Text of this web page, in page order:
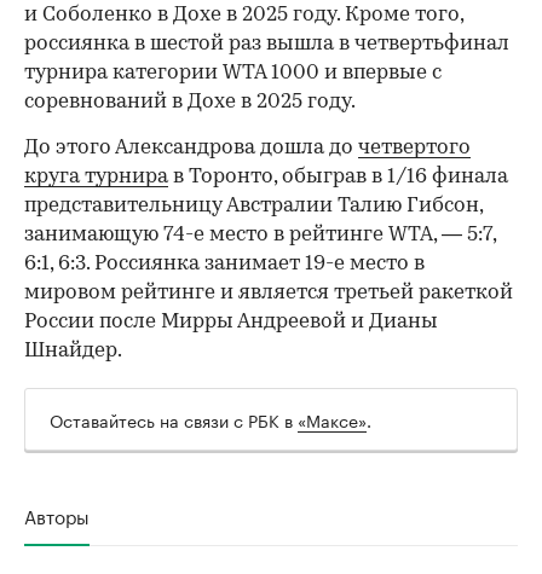
и Соболенко в Дохе в 2025 году. Кроме того,
россиянка в шестой раз вышла в четвертьфинал
турнира категории WTA 1000 и впервые с
соревнований в Дохе в 2025 году.
До этого Александрова дошла до четвертого
круга турнирав Торонто, обыграв в 1/16 финала
представительницу Австралии Талию Гибсон,
занимающую 74-е место в рейтинге WTA, — 5:7,
6:1, 6:3. Россиянка занимает 19-е место в
мировом рейтинге и является третьей ракеткой
России после Мирры Андреевой и Дианы
Шнайдер.
Оставайтесь на связи с РБК в «Максе».
Авторы